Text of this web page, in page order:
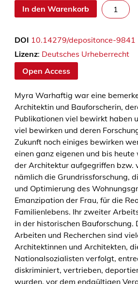
In den Warenkorb
M
y
a
W
a
f
t
i
g
–
A
r
c
h
i
t
e
k
t
i
DOI 10.14279/depositonce-9841
Lizenz: Deutsches Urheberrecht
Open Access
Myra Warhaftig war eine
Architektin und Bauforscherin,
Publikationen viel bewirkt haben
viel bewirken und deren
Zukunft noch einiges bewirken
einen ganz eigenen und bis
der Architektur aufgegriffen bzw.
nämlich die Grundrissforschung,
und Optimierung des
Emanzipation der Frau, für die
Familienlebens. Ihr zweiter
in der historischen Bauforschung.
Arbeiten und Recherchen sind
Architektinnen und Architekten,
Nationalsozialisten verfolgt,
diskriminiert, vertrieben,
wurden, vor dem endgültigen